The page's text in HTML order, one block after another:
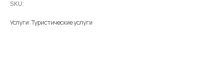
SKU:
Услуги: Туристические услуги